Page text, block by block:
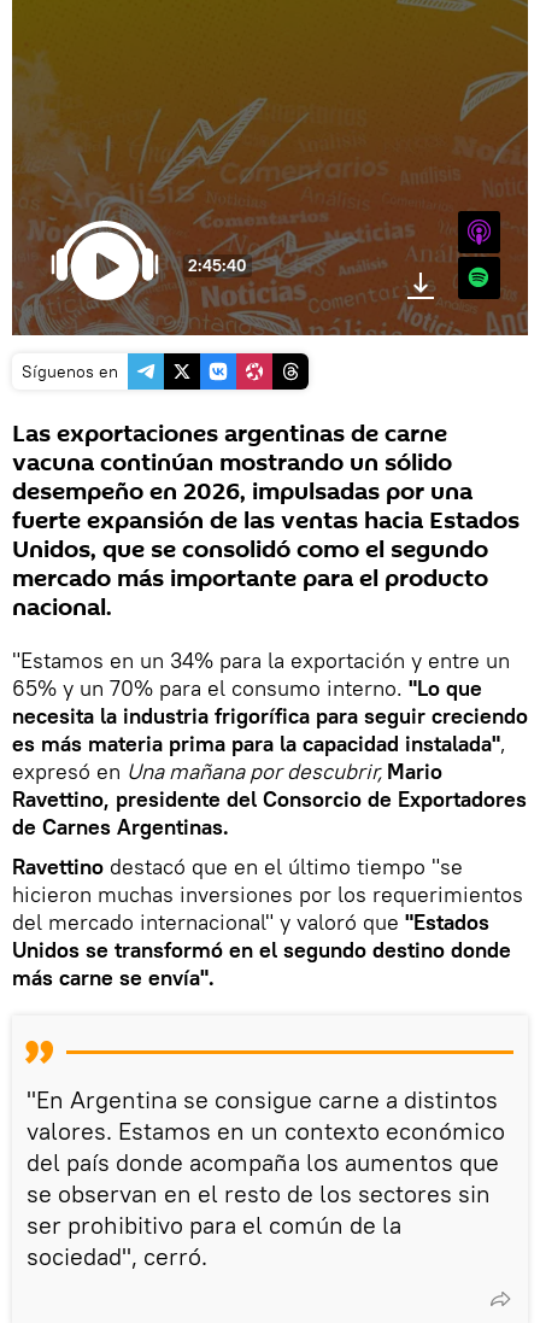
2:45:40
iTunes
Spotify
Síguenos en
Las exportaciones argentinas de carne
vacuna continúan mostrando un sólido
desempeño en 2026, impulsadas por una
fuerte expansión de las ventas hacia Estados
Unidos, que se consolidó como el segundo
mercado más importante para el producto
nacional.
"Estamos en un 34% para la exportación y entre un
65% y un 70% para el consumo interno. "Lo que
necesita la industria frigorífica para seguir creciendo
es más materia prima para la capacidad instalada",
expresó en Una mañana por descubrir, Mario
Ravettino, presidente del Consorcio de Exportadores
de Carnes Argentinas.
Ravettino destacó que en el último tiempo "se
hicieron muchas inversiones por los requerimientos
del mercado internacional" y valoró que "Estados
Unidos se transformó en el segundo destino donde
más carne se envía".
"En Argentina se consigue carne a distintos
valores. Estamos en un contexto económico
del país donde acompaña los aumentos que
se observan en el resto de los sectores sin
ser prohibitivo para el común de la
sociedad", cerró.